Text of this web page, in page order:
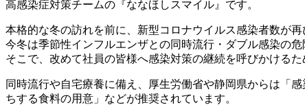
高感染症対策チームの『ななほしスマイル』です。
本格的な冬の訪れを前に、新型コロナウイルス感染者数が再
今冬は季節性インフルエンザとの同時流行・ダブル感染の
そこで、改めて社員の皆様へ感染対策の継続を呼びかける
同時流行や自宅療養に備え、厚生労働省や静岡県からは「
ちする食料の用意」などが推奨されています。